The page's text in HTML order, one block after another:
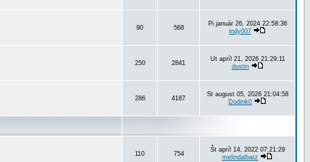
90 568
Pi január 26, 2024 22:58:36
indy007
250 2841
Ut apríl 21, 2026 21:29:11
dustin
286 4187
St august 05, 2026 21:04:58
Dodink0
110 754
Št apríl 14, 2022 07:21:29
melindalbatz